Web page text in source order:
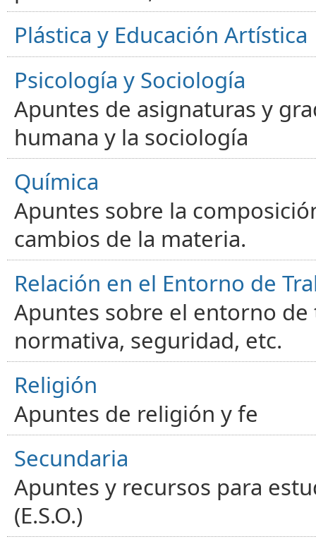
Plástica y Educación Artística
Psicología y Sociología
Apuntes de asignaturas y
humana y la sociología
Química
Apuntes sobre la
cambios de la materia.
Relación en el Entorno de
Apuntes sobre el entorno
normativa, seguridad, etc.
Religión
Apuntes de religión y fe
Secundaria
Apuntes y recursos para
(E.S.O.)